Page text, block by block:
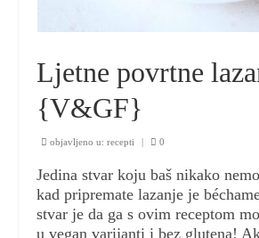
Ljetne povrtne
{V&GF}
objavljeno u: recepti | 0
Jedina stvar koju baš nikako
kad pripremate lazanje je
stvar je da ga s ovim receptom
u vegan varijanti i bez glutena!